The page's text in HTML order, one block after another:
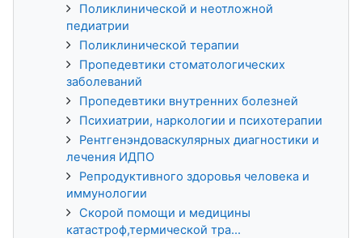
Поликлинической и неотложной
педиатрии
Поликлинической терапии
Пропедевтики стоматологических
заболеваний
Пропедевтики внутренних болезней
Психиатрии, наркологии и психотерапии
Рентгенэндоваскулярных диагностики и
лечения ИДПО
Репродуктивного здоровья человека и
иммунологии
Скорой помощи и медицины
катастроф,термической тра...